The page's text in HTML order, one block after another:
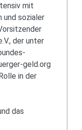
mit
und sozialer
der unter
geld.org
in der
das